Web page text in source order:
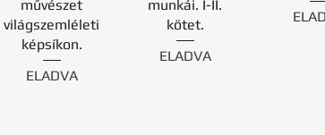
művészet
világszemléleti
képsíkon.
ELADVA
munkái. I-II.
kötet.
ELADVA